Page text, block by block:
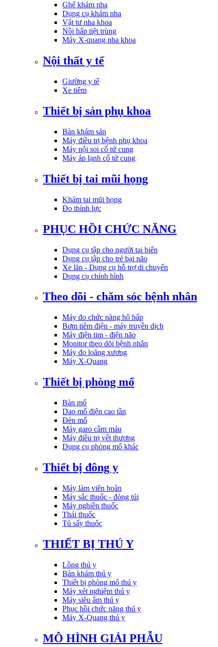
Ghế khám nha
Dụng cụ khám nha
Vật tư nha khoa
Nồi hấp tiệt trùng
Máy X-quang nha khoa
Nội thất y tế
Giường y tế
Xe tiêm
Thiết bị sản phụ khoa
Bàn khám sản
Máy điều trị bệnh phụ khoa
Máy nội soi cổ tử cung
Máy áp lạnh cổ tử cung
Thiết bị tai mũi họng
Khám tai mũi họng
Đo thính lực
PHỤC HỒI CHỨC NĂNG
Dụng cụ tập cho người tai biến
Dụng cụ tập cho trẻ bại não
Xe lăn - Dụng cụ hỗ trợ di chuyển
Dụng cụ chỉnh hình
Theo dõi - chăm sóc bệnh nhân
Máy đo chức năng hô hấp
Bơm tiêm điện - máy truyền dịch
Máy điện tim - điện não
Monitor theo dõi bệnh nhân
Máy đo loãng xương
Máy X-Quang
Thiết bị phòng mổ
Bàn mổ
Dao mổ điện cao tần
Đèn mổ
Máy garo cầm máu
Máy điều trị vết thương
Dụng cụ phòng mổ khác
Thiết bị đông y
Máy làm viên hoàn
Máy sắc thuốc - đóng túi
Máy nghiền thuốc
Thái thuốc
Tủ sấy thuốc
THIẾT BỊ THÚ Y
Lồng thú y
Bàn khám thú y
Thiết bị phòng mổ thú y
Máy xét nghiệm thú y
Máy siêu âm thú y
Phục hồi chức năng thú y
Máy X-Quang thú y
MÔ HÌNH GIẢI PHẪU